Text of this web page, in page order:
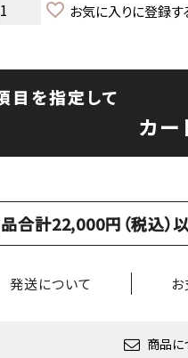
お気に入りに登録す
目を指定して
カー
合計22,000円（税込）
発送について
商品に